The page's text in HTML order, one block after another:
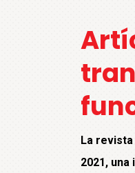
La revista
2021, una